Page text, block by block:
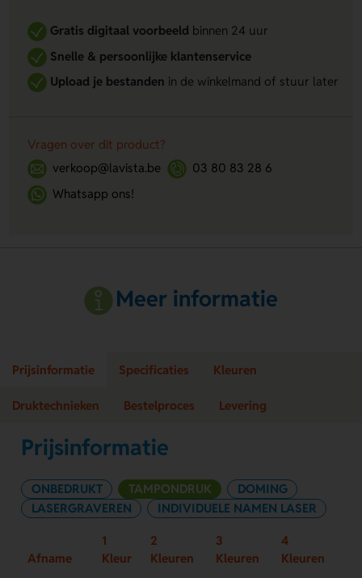
Gratis digitaal voorbeeldbinnen 24 uur
Snelle & persoonlijke klantenservice
Upload je bestanden in de winkelmand of stuur later
Vragen over dit product?
verkoop@lavista.be
03 80 83 28 6
Whatsapp ons!
Meer informatie
Prijsinformatie Specificaties Kleuren
Druktechnieken Bestelproces Levering
Prijsinformatie
ONBEDRUKT TAMPONDRUK
DOMING
LASERGRAVEREN
INDIVIDUELE NAMEN LASER
Afname
1
Kleur
2
Kleuren
3
Kleuren
4
Kleuren